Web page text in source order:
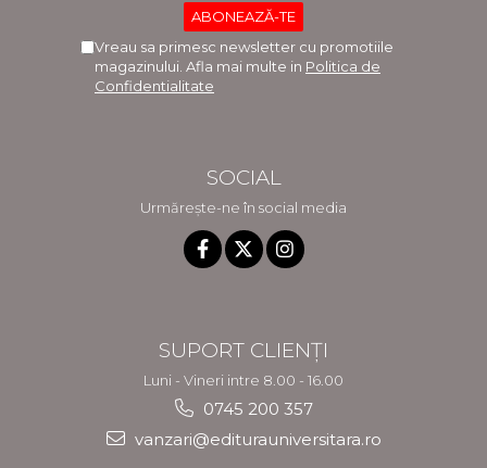
Vreau sa primesc newsletter cu promotiile
magazinului. Afla mai multe in Politica de
Confidentialitate
SOCIAL
Urmărește-ne în social media
SUPORT CLIENȚI
Luni - Vineri intre 8.00 - 16.00
0745 200 357
vanzari@editurauniversitara.ro